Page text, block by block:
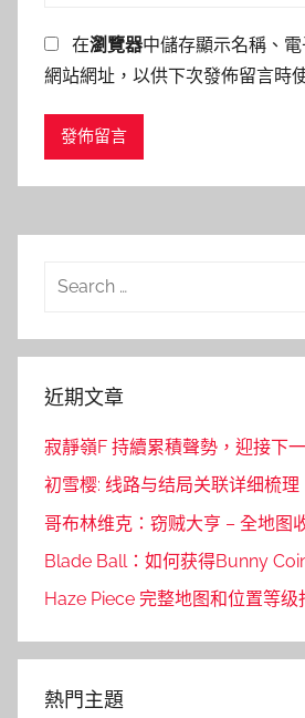
在瀏覽器中儲存顯示名稱、
網站網址，以供下次發佈留言時
Search
近期文章
寂靜嶺F 持續累積聲勢，迎接下
初雪樱: 线路与结局关联详细梳理
哥布林维克：窃贼大亨 – 全地图
Blade Ball：如何获得Bunny
Haze Piece 完整地图和位置等级
熱門主題